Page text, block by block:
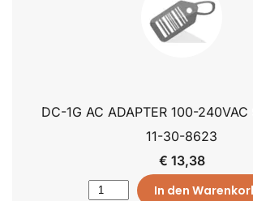
DC-1G AC ADAPTER 100-
11-30-8623
€ 13,38
In den